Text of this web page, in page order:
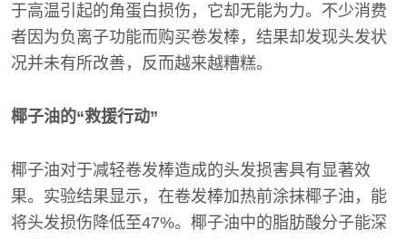
于高温引起的角蛋白损伤，它却无能为力。不少消费
者因为负离子功能而购买卷发棒，结果却发现头发状
况并未有所改善，反而越来越糟糕。
椰子油的“救援行动”
椰子油对于减轻卷发棒造成的头发损害具有显著效
果。实验结果显示，在卷发棒加热前涂抹椰子油，能
将头发损伤降低至47%。椰子油中的脂肪酸分子能深